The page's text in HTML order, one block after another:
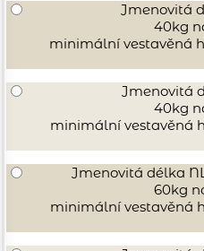
Jmenovitá
40kg
minimální vestavěná
Jmenovitá
40kg
minimální vestavěná
Jmenovitá délka
60kg
minimální vestavěná